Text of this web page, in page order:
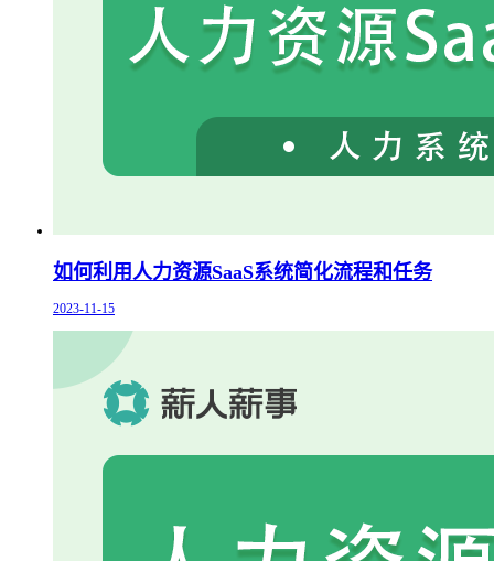
如何利用人力资源SaaS系统简化流程和任务
2023-11-15